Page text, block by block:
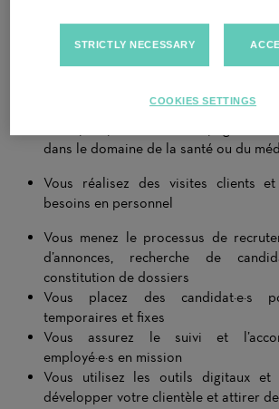
jusqu’au placement de candidat·e·s, en
la fidélisation.
dans le domaine de la santé ou du
Vous réalisez des visites clients
besoins en personnel
Vous menez le processus de
d’annonces, recherche de
constitution de dossiers
Vous placez des candidat·e·s
temporaires et fixes
Vous assurez le suivi et
employé·e·s en mission
Vous utilisez les outils digitaux et
développer votre clientèle et attirer
STRICTLY NECESSARY
COOKIES SETTINGS